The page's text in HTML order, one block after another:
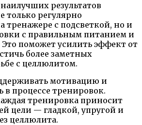
результатов
только регулярно
тренажере с подсветкой, но и
с правильным питанием и
поможет усилить эффект от
более заметных
с целлюлитом.
мотивацию и
в процессе тренировок.
тренировка приносит
цели — гладкой, упругой и
целлюлита.